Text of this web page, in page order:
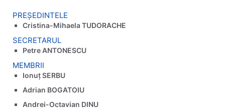
PREȘEDINTELE
Cristina-Mihaela TUDORACHE
SECRETARUL
Petre ANTONESCU
MEMBRII
Ionuț SERBU
Adrian BOGATOIU
Andrei-Octavian DINU